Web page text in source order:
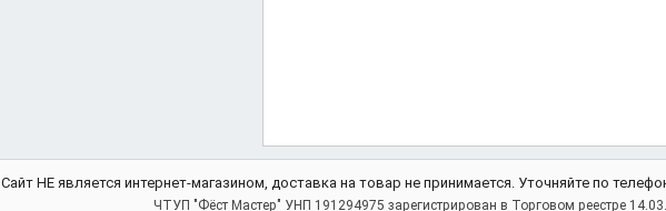
Сайт НЕ является интернет-магазином, доставка на товар не принимается. Уточняйте по
ЧТУП "Фёст Мастер" УНП 191294975 зарегистрирован в Торговом реестре